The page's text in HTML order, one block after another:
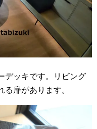
デッキです。リビング
扉があります。